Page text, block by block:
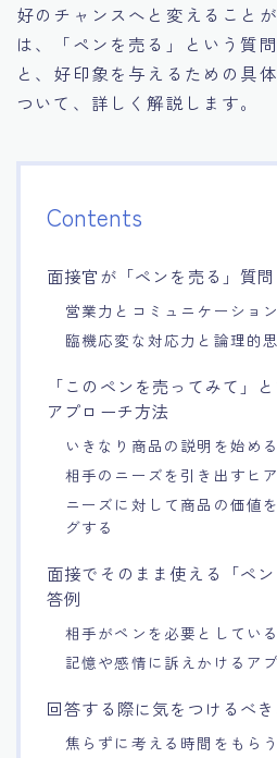
18.転職後の職場に適応する
好のチャンスへと変えること
は、「ペンを売る」という質
と、好印象を与えるための具
ついて、詳しく解説します。
Contents
面接官が「ペンを売る」質
営業力とコミュニケーショ
臨機応変な対応力と論理的
「このペンを売ってみて」
アプローチ方法
いきなり商品の説明を始め
相手のニーズを引き出すヒ
ニーズに対して商品の価値
グする
面接でそのまま使える「ペ
答例
相手がペンを必要としてい
記憶や感情に訴えかけるア
回答する際に気をつけるべ
焦らずに考える時間をもらう